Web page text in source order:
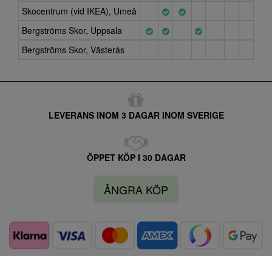
Skocentrum (vid IKEA), Umeå
Bergströms Skor, Uppsala
Bergströms Skor, Västerås
LEVERANS INOM 3 DAGAR INOM SVERIGE
ÖPPET KÖP I 30 DAGAR
ÅNGRA KÖP